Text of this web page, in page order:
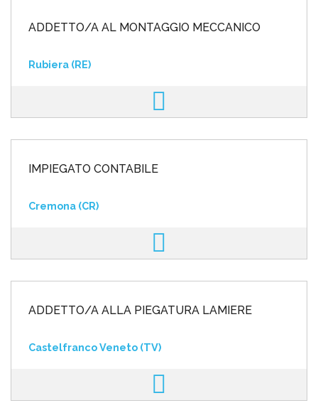
ADDETTO/A AL MONTAGGIO MECCANICO
Rubiera (RE)
IMPIEGATO CONTABILE
Cremona (CR)
ADDETTO/A ALLA PIEGATURA LAMIERE
Castelfranco Veneto (TV)